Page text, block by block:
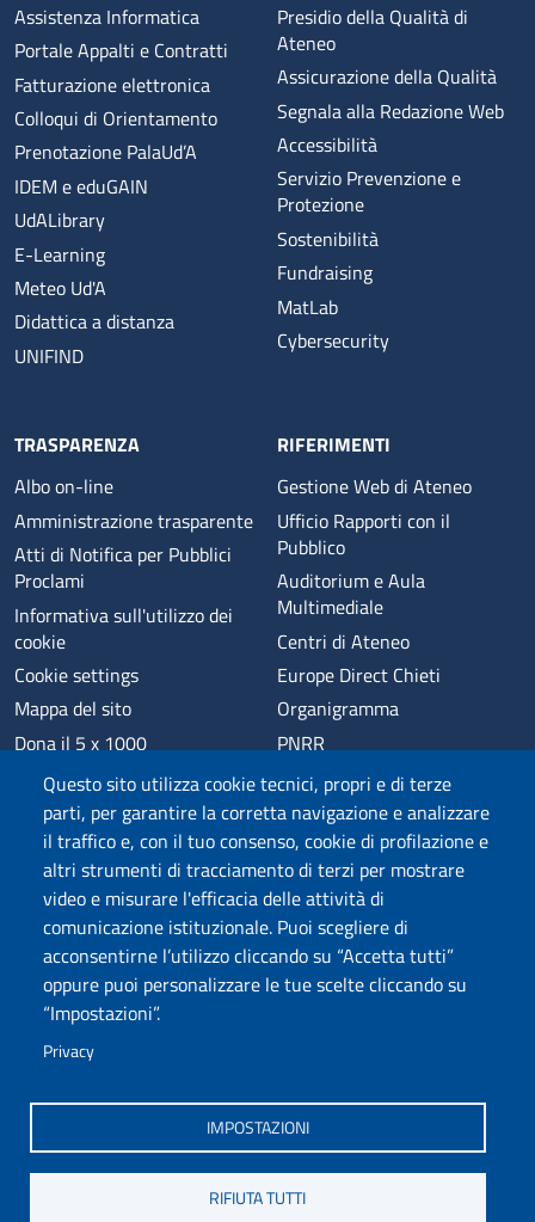
Questo sito utilizza cookie tecnici, propri e di terze
parti, per garantire la corretta navigazione e analizzare
il traffico e, con il tuo consenso, cookie di profilazione e
altri strumenti di tracciamento di terzi per mostrare
video e misurare l'efficacia delle attività di
comunicazione istituzionale. Puoi scegliere di
acconsentirne l’utilizzo cliccando su “Accetta tutti”
oppure puoi personalizzare le tue scelte cliccando su
“Impostazioni”.
Privacy
IMPOSTAZIONI
RIFIUTA TUTTI
Assistenza Informatica
Portale Appalti e Contratti
Fatturazione elettronica
Colloqui di Orientamento
Prenotazione PalaUd’A
IDEM e eduGAIN
UdALibrary
E-Learning
Meteo Ud'A
Didattica a distanza
UNIFIND
Presidio della Qualità di
Ateneo
Assicurazione della Qualità
Segnala alla Redazione Web
Accessibilità
Servizio Prevenzione e
Protezione
Sostenibilità
Fundraising
MatLab
Cybersecurity
TRASPARENZA
Albo on-line
Amministrazione trasparente
Atti di Notifica per Pubblici
Proclami
Informativa sull'utilizzo dei
cookie
Cookie settings
Mappa del sito
Dona il 5 x 1000
Phishing
Privacy
RIFERIMENTI
Gestione Web di Ateneo
Ufficio Rapporti con il
Pubblico
Auditorium e Aula
Multimediale
Centri di Ateneo
Europe Direct Chieti
Organigramma
PNRR
Alumni
Sede di Chieti
Sede di Pescara
Credits
Wi-Fi di Ateneo
App
SPID
Whistleblowing
Coro di Ateneo
COPYRIGHT © 2024. ALL RIGHTS RESERVED - UNIVERSITÀ DEGLI STUDI